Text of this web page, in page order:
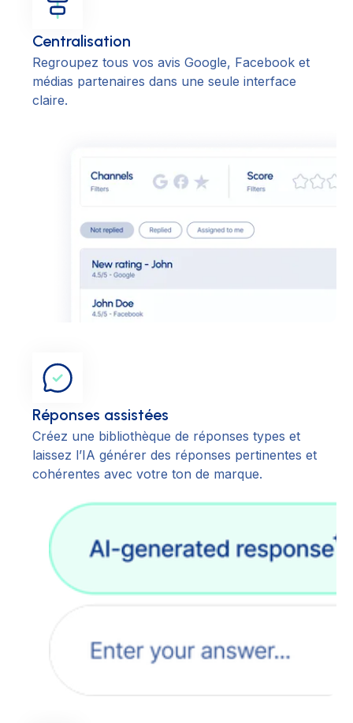
Centralisation
Regroupez tous vos avis Google, Facebook et
médias partenaires dans une seule interface
claire.
Réponses assistées
Créez une bibliothèque de réponses types et
laissez l’IA générer des réponses pertinentes et
cohérentes avec votre ton de marque.